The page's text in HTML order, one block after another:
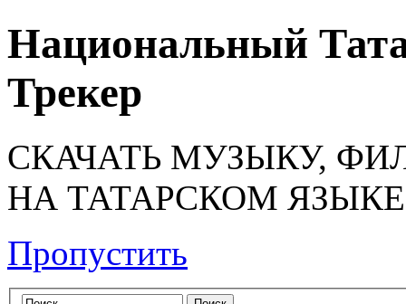
Национальный
Трекер
СКАЧАТЬ МУЗЫКУ,
НА ТАТАРСКОМ ЯЗЫКЕ
Пропустить